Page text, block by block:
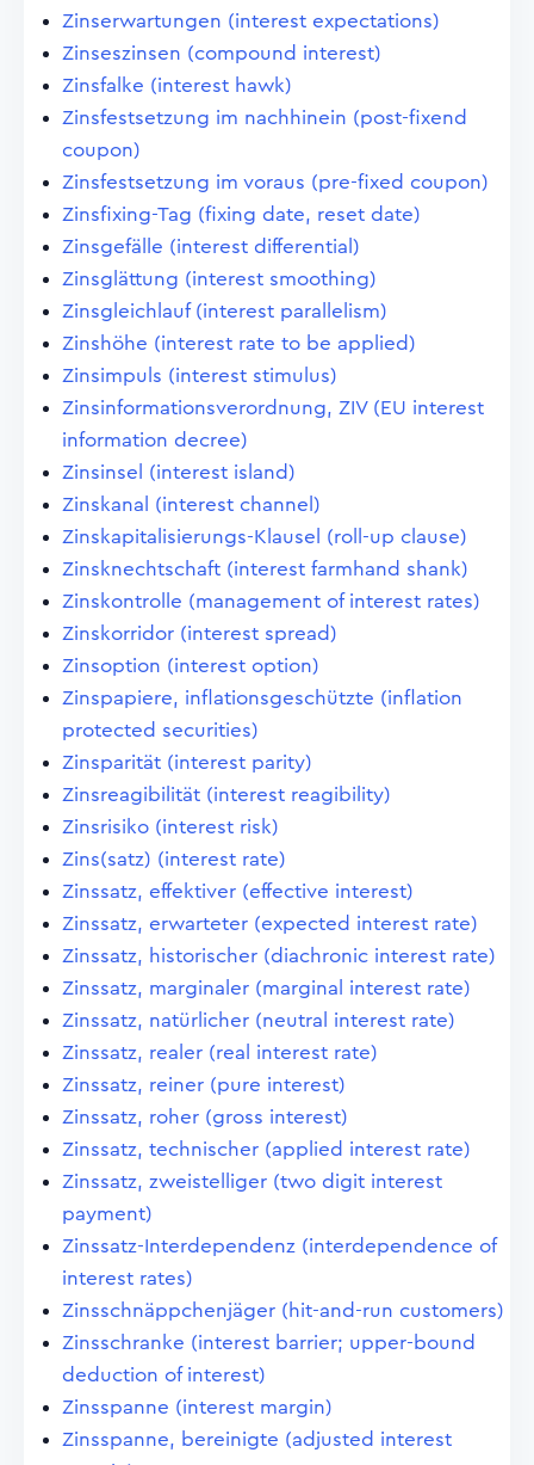
Zinserwartungen (interest expectations)
Zinseszinsen (compound interest)
Zinsfalke (interest hawk)
Zinsfestsetzung im nachhinein (post-fixend
coupon)
Zinsfestsetzung im voraus (pre-fixed coupon)
Zinsfixing-Tag (fixing date, reset date)
Zinsgefälle (interest differential)
Zinsglättung (interest smoothing)
Zinsgleichlauf (interest parallelism)
Zinshöhe (interest rate to be applied)
Zinsimpuls (interest stimulus)
Zinsinformationsverordnung, ZIV (EU interest
information decree)
Zinsinsel (interest island)
Zinskanal (interest channel)
Zinskapitalisierungs-Klausel (roll-up clause)
Zinsknechtschaft (interest farmhand shank)
Zinskontrolle (management of interest rates)
Zinskorridor (interest spread)
Zinsoption (interest option)
Zinspapiere, inflationsgeschützte (inflation
protected securities)
Zinsparität (interest parity)
Zinsreagibilität (interest reagibility)
Zinsrisiko (interest risk)
Zins(satz) (interest rate)
Zinssatz, effektiver (effective interest)
Zinssatz, erwarteter (expected interest rate)
Zinssatz, historischer (diachronic interest rate)
Zinssatz, marginaler (marginal interest rate)
Zinssatz, natürlicher (neutral interest rate)
Zinssatz, realer (real interest rate)
Zinssatz, reiner (pure interest)
Zinssatz, roher (gross interest)
Zinssatz, technischer (applied interest rate)
Zinssatz, zweistelliger (two digit interest
payment)
Zinssatz-Interdependenz (interdependence of
interest rates)
Zinsschnäppchenjäger (hit-and-run customers)
Zinsschranke (interest barrier; upper-bound
deduction of interest)
Zinsspanne (interest margin)
Zinsspanne, bereinigte (adjusted interest